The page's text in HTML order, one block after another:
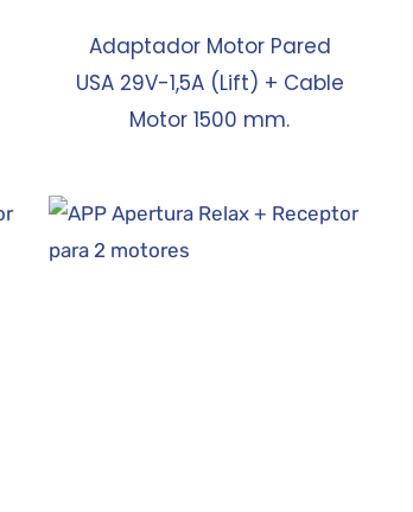
Adaptador Motor Pared
USA 29V-1,5A (Lift) + Cable
Motor 1500 mm.